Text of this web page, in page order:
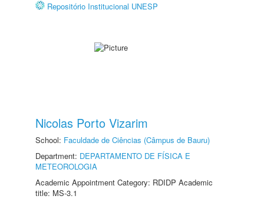
Repositório Institucional UNESP
Nicolas Porto Vizarim
School: Faculdade de Ciências (Câmpus de Bauru)
Department: DEPARTAMENTO DE FÍSICA E
METEOROLOGIA
Academic Appointment Category: RDIDP Academic
title: MS-3.1